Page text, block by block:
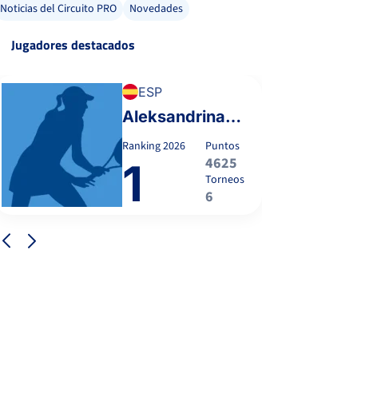
Noticias del Circuito PRO
Novedades
Jugadores destacados
ESP
Aleksandrina Naydenova
Ranking2026
1
Puntos
4625
Torneos
6